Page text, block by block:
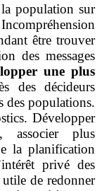
population sur
être trouver
des messages
une plus
des décideurs
des populations.
Développer
plus
la planification
privé des
de redonner